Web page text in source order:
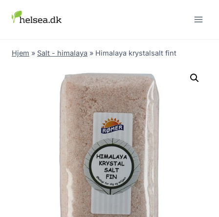
Hjem » Salt - himalaya » Himalaya krystalsalt fint